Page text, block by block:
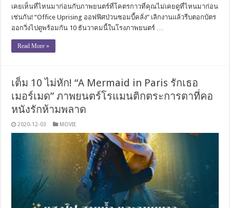
เคยเห็นที่ไหนมาก่อนกับภาพยนตร์ที่โคตรกาวที่คุณไม่เคยดูที่ไหนมาก่อน
เช่นกัน! “Office Uprising ออฟฟิศป่วนซอมบี้คลั่ง” เลิกงานแล้วรีบตอกบัตร
ออกวิ่งไปดูพร้อมกัน 10 ธันวาคมนี้ในโรงภาพยนตร์ …
Read More »
เต็ม 10 ไม่หัก! “A Mermaid in Paris รักเธอ
เมอร์เมด” ภาพยนตร์โรแมนติกตระการตาที่คอ
หนังรักห้ามพลาด
2020-12-03 MOVIE